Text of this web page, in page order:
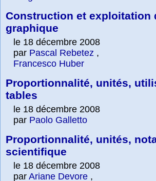
Construction et exploitation
graphique
le 18 décembre 2008
par Pascal Rebetez ,
Francesco Huber
Proportionnalité, unités,
tables
le 18 décembre 2008
par Paolo Galletto
Proportionnalité, unités,
scientifique
le 18 décembre 2008
par Ariane Devore ,